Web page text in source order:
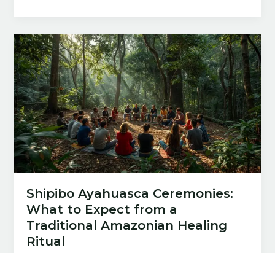
of
a
Professional
Ayahuasca
Retreat
Guided
by
Experienced
Shamans
Shipibo Ayahuasca Ceremonies:
What to Expect from a
Traditional Amazonian Healing
Ritual